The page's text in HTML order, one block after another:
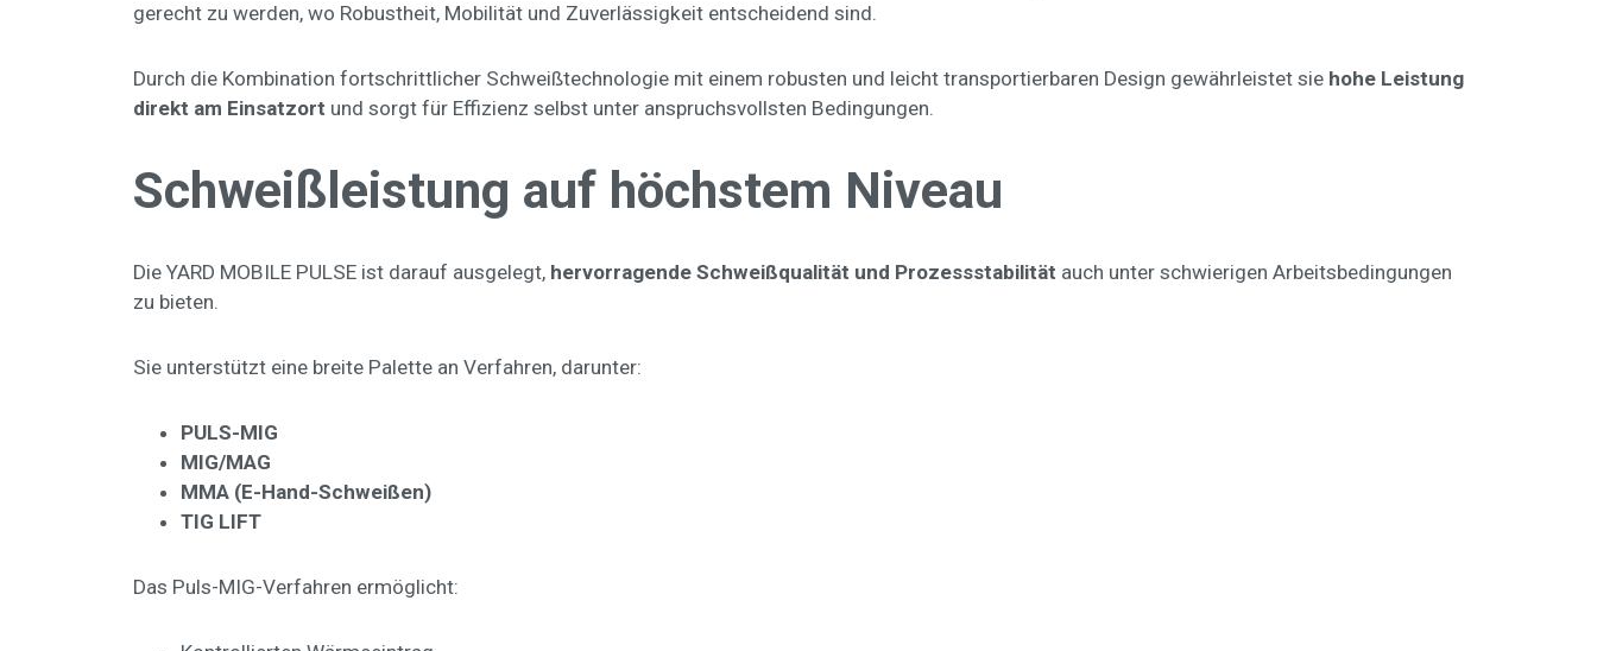
gerecht zu werden, wo Robustheit, Mobilität und Zuverlässigkeit entscheidend sind.
Durch die Kombination fortschrittlicher Schweißtechnologie mit einem robusten und leicht transportierbaren Design gewährleistet sie hohe Leistung
direkt am Einsatzort und sorgt für Effizienz selbst unter anspruchsvollsten Bedingungen.
Schweißleistung auf höchstem Niveau
Die YARD MOBILE PULSE ist darauf ausgelegt, hervorragende Schweißqualität und Prozessstabilität auch unter schwierigen Arbeitsbedingungen
zu bieten.
Sie unterstützt eine breite Palette an Verfahren, darunter:
PULS-MIG
MIG/MAG
MMA (E-Hand-Schweißen)
TIG LIFT
Das Puls-MIG-Verfahren ermöglicht: